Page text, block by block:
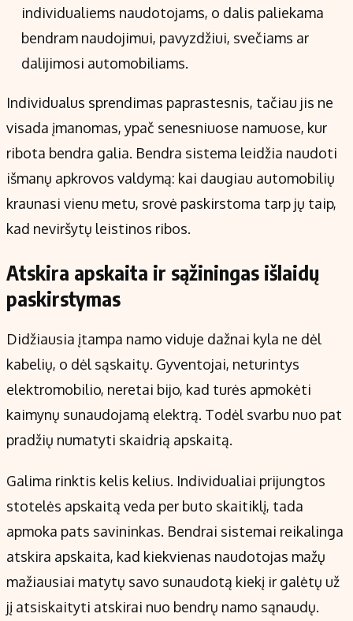
individualiems naudotojams, o dalis paliekama
bendram naudojimui, pavyzdžiui, svečiams ar
dalijimosi automobiliams.
Individualus sprendimas paprastesnis, tačiau jis ne
visada įmanomas, ypač senesniuose namuose, kur
ribota bendra galia. Bendra sistema leidžia naudoti
išmanų apkrovos valdymą: kai daugiau automobilių
kraunasi vienu metu, srovė paskirstoma tarp jų taip,
kad neviršytų leistinos ribos.
Atskira apskaita ir sąžiningas išlaidų
paskirstymas
Didžiausia įtampa namo viduje dažnai kyla ne dėl
kabelių, o dėl sąskaitų. Gyventojai, neturintys
elektromobilio, neretai bijo, kad turės apmokėti
kaimynų sunaudojamą elektrą. Todėl svarbu nuo pat
pradžių numatyti skaidrią apskaitą.
Galima rinktis kelis kelius. Individualiai prijungtos
stotelės apskaitą veda per buto skaitiklį, tada
apmoka pats savininkas. Bendrai sistemai reikalinga
atskira apskaita, kad kiekvienas naudotojas mažų
mažiausiai matytų savo sunaudotą kiekį ir galėtų už
jį atsiskaityti atskirai nuo bendrų namo sąnaudų.